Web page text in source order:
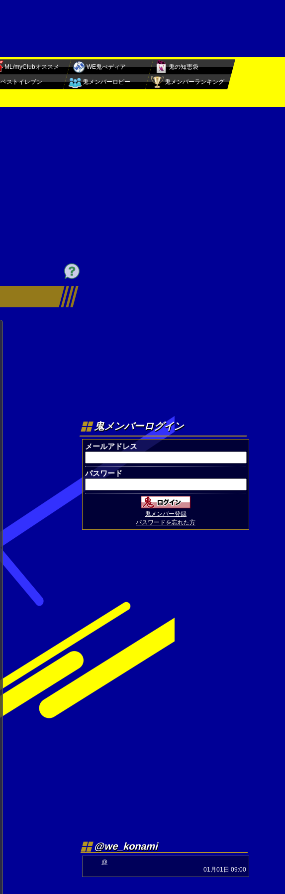
ML/myClubオススメ WE鬼ぺディア 鬼の知恵袋
ベストイレブン 鬼メンバーロビー 鬼メンバーランキング
鬼メンバーログイン
メールアドレス
パスワード
鬼メンバー登録
パスワードを忘れた方
@we_konami
@
01月01日 09:00